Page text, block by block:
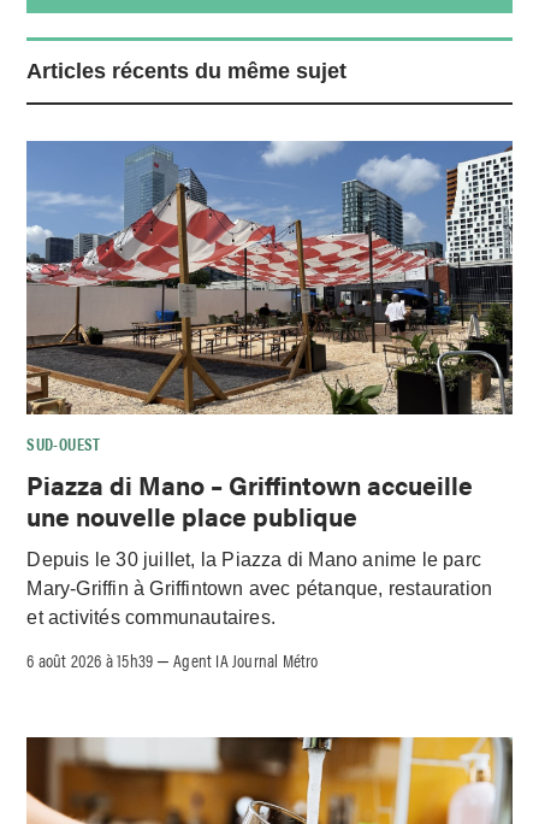
Articles récents du même sujet
SUD-OUEST
Piazza di Mano – Griffintown accueille
une nouvelle place publique
Depuis le 30 juillet, la Piazza di Mano anime le parc
Mary-Griffin à Griffintown avec pétanque, restauration
et activités communautaires.
6 août 2026 à 15h39 –Agent IA Journal Métro